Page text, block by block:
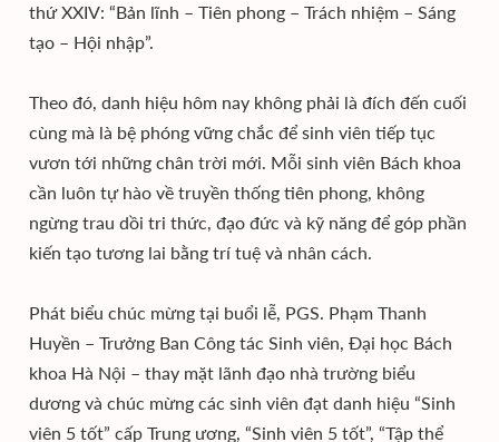
thứ XXIV: “Bản lĩnh – Tiên phong – Trách nhiệm – Sáng
tạo – Hội nhập”.
Theo đó, danh hiệu hôm nay không phải là đích đến cuối
cùng mà là bệ phóng vững chắc để sinh viên tiếp tục
vươn tới những chân trời mới. Mỗi sinh viên Bách khoa
cần luôn tự hào về truyền thống tiên phong, không
ngừng trau dồi tri thức, đạo đức và kỹ năng để góp phần
kiến tạo tương lai bằng trí tuệ và nhân cách.
Phát biểu chúc mừng tại buổi lễ, PGS. Phạm Thanh
Huyền – Trưởng Ban Công tác Sinh viên, Đại học Bách
khoa Hà Nội – thay mặt lãnh đạo nhà trường biểu
dương và chúc mừng các sinh viên đạt danh hiệu “Sinh
viên 5 tốt” cấp Trung ương, “Sinh viên 5 tốt”, “Tập thể